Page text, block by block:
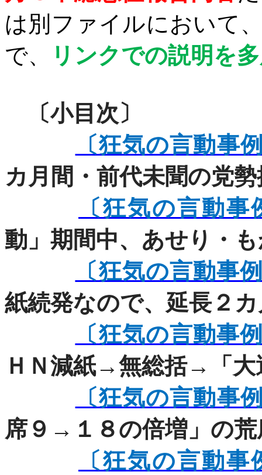
は別ファイルにおいて
で、
リンクでの説明を
〔小目次〕
〔狂気の言動事
カ月間・前代未聞の党
〔狂気の言動事
動」期間中、あせり・
〔狂気の言動事
紙続発なので、延長２
〔狂気の言動事
ＨＮ減紙→無総括→「大
〔狂気の言動事
席９→１８の倍増」の荒
〔狂気の言動事